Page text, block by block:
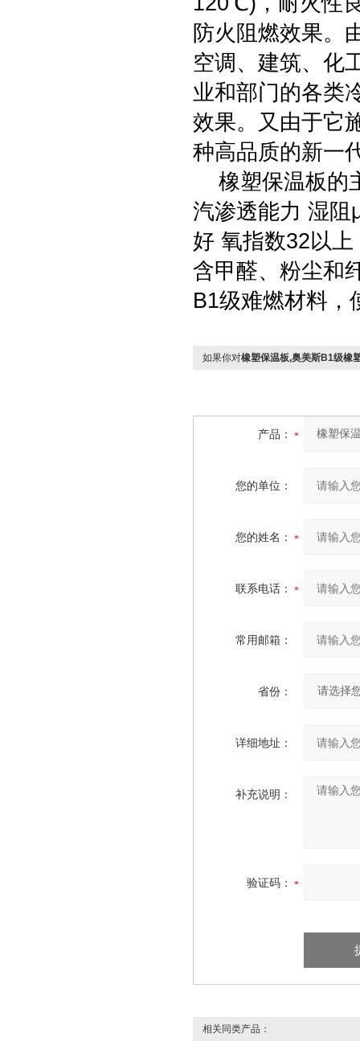
防火阻燃效果。
空调、建筑、化
业和部门的各类
效果。又由于它
种高品质的新一
橡塑保温板的
汽渗透能力 湿阻
好 氧指数32以
含甲醛、粉尘和
B1级难燃材料
如果你对橡塑保温板,奥美斯B1级橡
产品：
您的单位：
您的姓名：
联系电话：
常用邮箱：
省份：
详细地址：
补充说明：
验证码：
相关同类产品：